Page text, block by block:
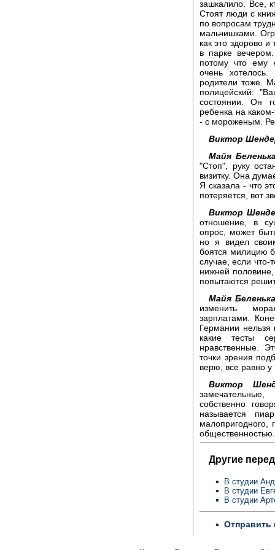
зашкалило. Все,
Стоят люди с
по вопросам
мальчишками.
как это здорово
в парке
потому что ему
очень
родители тоже.
полицейский:
состоянии. Он
ребенка на
- с мороженым.
Виктор
Майя
"Стоп", руку
визитку. Она
Я сказала - что
потеряется, вот
Виктор
отношение, в
опрос, может
но я видел
боятся милицию
случае, если что-
нижней
попытаются
Майя
изменить
зарплатами.
Германии нельзя
какие тесты
нравственные.
точки зрения
верю, все равно у
Виктор
собственно
называется
общественностью.
Другие
В студии
В студии
В студии
Отправить